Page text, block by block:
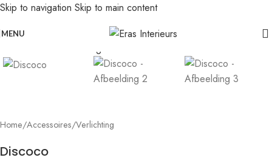
Skip to navigation Skip to main content
MENU
Home/Accessoires/Verlichting
Discoco